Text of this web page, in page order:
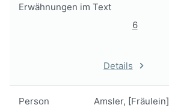
Erwähnungen im Text
6
Details
Person Amsler, [Fräulein]